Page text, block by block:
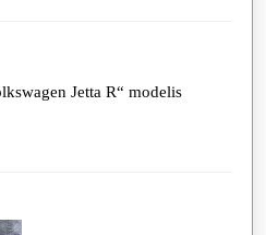
Jetta R“ modelis